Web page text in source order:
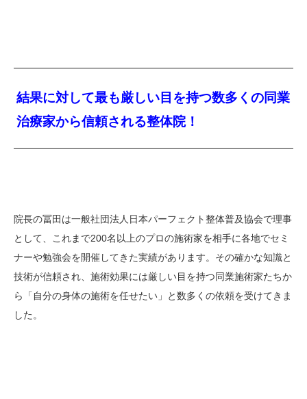
結果に対して最も厳しい目を持つ数多くの同業
治療家から信頼される整体院！
院長の冨田は一般社団法人日本パーフェクト整体普及協会で理事
として、これまで200名以上のプロの施術家を相手に各地でセミ
ナーや勉強会を開催してきた実績があります。その確かな知識と
技術が信頼され、施術効果には厳しい目を持つ同業施術家たちか
ら「自分の身体の施術を任せたい」と数多くの依頼を受けてきま
した。